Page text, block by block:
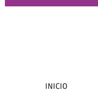
INICIO